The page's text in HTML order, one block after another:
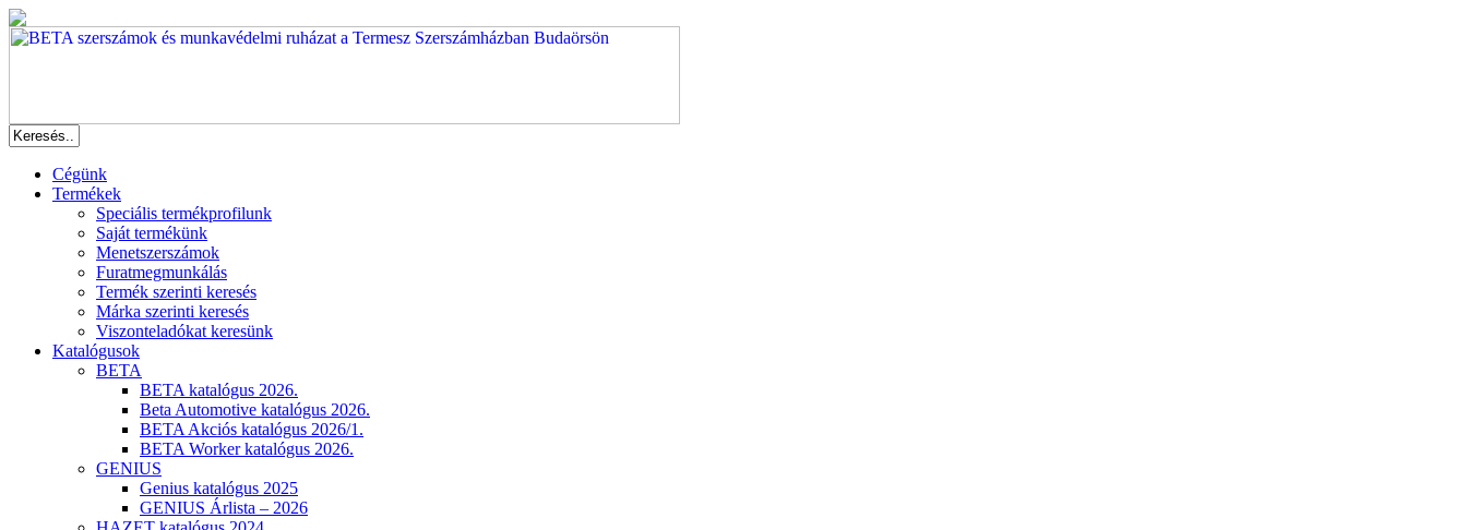
Cégünk
Termékek
Speciális termékprofilunk
Saját termékünk
Menetszerszámok
Furatmegmunkálás
Termék szerinti keresés
Márka szerinti keresés
Viszonteladókat keresünk
Katalógusok
BETA
BETA katalógus 2026.
Beta Automotive katalógus 2026.
BETA Akciós katalógus 2026/1.
BETA Worker katalógus 2026.
GENIUS
Genius katalógus 2025
GENIUS Árlista – 2026